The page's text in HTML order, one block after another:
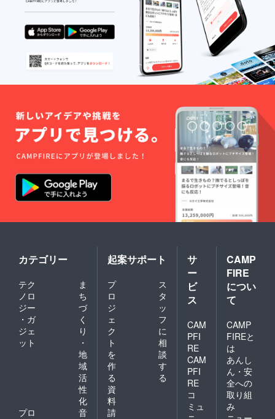
カテゴリー
テク
ノロ
ジー
・ガ
ジェ
ット
ま
ち
づ
く
り
・
地
域
活
性
化
プロ
音
起案サポート
プ
ロ
ジ
ェ
ク
ト
を
作
る
ス
タ
ッ
フ
に
相
談
す
る
資
料
請
サ
ー
ビ
ス
CAM
PFI
RE
CAM
PFI
RE
コ
ミュ
CAMP
FIRE
につい
て
CAMP
FIREと
は
あんし
ん・安
全への
取り組
み